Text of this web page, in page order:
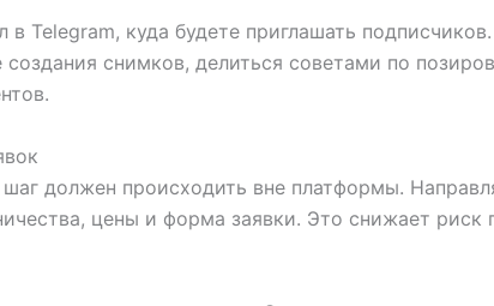
Telegram, куда будете приглашать
снимков, делиться советами по
должен происходить вне платформы.
цены и форма заявки. Это снижает риск